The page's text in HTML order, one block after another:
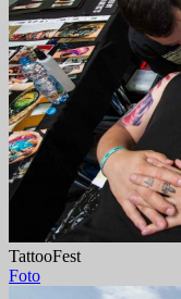
TattooFest
Foto